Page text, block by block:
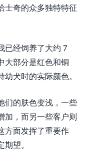
士奇的众多独特特征
已经饲养了大约 7
大部分是红色和铜
犬时的实际颜色。
们的肤色变浅，一些
加，而另一些客户则
方面发挥了重要作
望。